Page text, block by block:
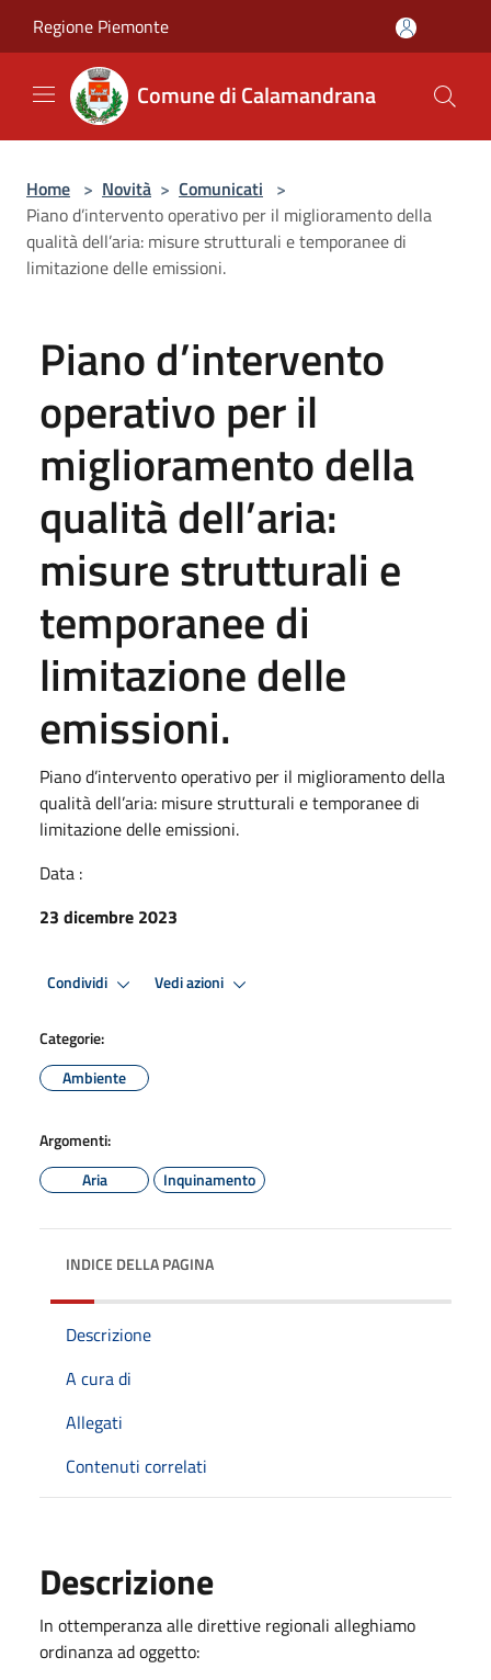
Regione Piemonte
Comune di Calamandrana
Home > Novità > Comunicati >
Piano d’intervento operativo per il miglioramento della
qualità dell’aria: misure strutturali e temporanee di
limitazione delle emissioni.
Piano d’intervento
operativo per il
miglioramento della
qualità dell’aria:
misure strutturali e
temporanee di
limitazione delle
emissioni.
Piano d’intervento operativo per il miglioramento della
qualità dell’aria: misure strutturali e temporanee di
limitazione delle emissioni.
Data :
23 dicembre 2023
Condividi Vedi azioni
Categorie:
Ambiente
Argomenti:
Aria
Inquinamento
INDICE DELLA PAGINA
Descrizione
A cura di
Allegati
Contenuti correlati
Descrizione
In ottemperanza alle direttive regionali alleghiamo
ordinanza ad oggetto: